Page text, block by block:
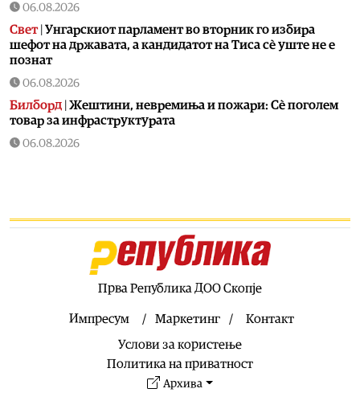
06.08.2026
Свет| Унгарскиот парламент во вторник го избира
шефот на државата, а кандидатот на Тиса сè уште не е
познат
06.08.2026
Билборд Жештини, невремиња и пожари: Сè поголем
товар за инфраструктурата
06.08.2026
Астро|Бившиот се враќа во животот на овие три знаци
и носи целосен немир
Лазаров: Имињата не ја даваат целата слика, за
06.08.2026
Топ четири најчисти реки во Македонија:
Каде да се капете, рибарите и уживате ова лето
Прва Република ДОО Скопје
Импресум Маркетинг
Контакт
Услови за користење
Политика на приватност
Архива